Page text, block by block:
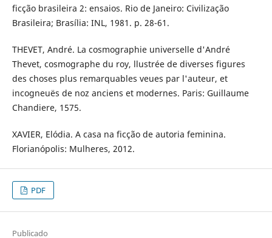
ficção brasileira 2: ensaios. Rio de Janeiro: Civilização
Brasileira; Brasília: INL, 1981. p. 28-61.
THEVET, André. La cosmographie universelle d'André
Thevet, cosmographe du roy, llustrée de diverses figures
des choses plus remarquables veues par l'auteur, et
incogneuës de noz anciens et modernes. Paris: Guillaume
Chandiere, 1575.
XAVIER, Elódia. A casa na ficção de autoria feminina.
Florianópolis: Mulheres, 2012.
PDF
Publicado